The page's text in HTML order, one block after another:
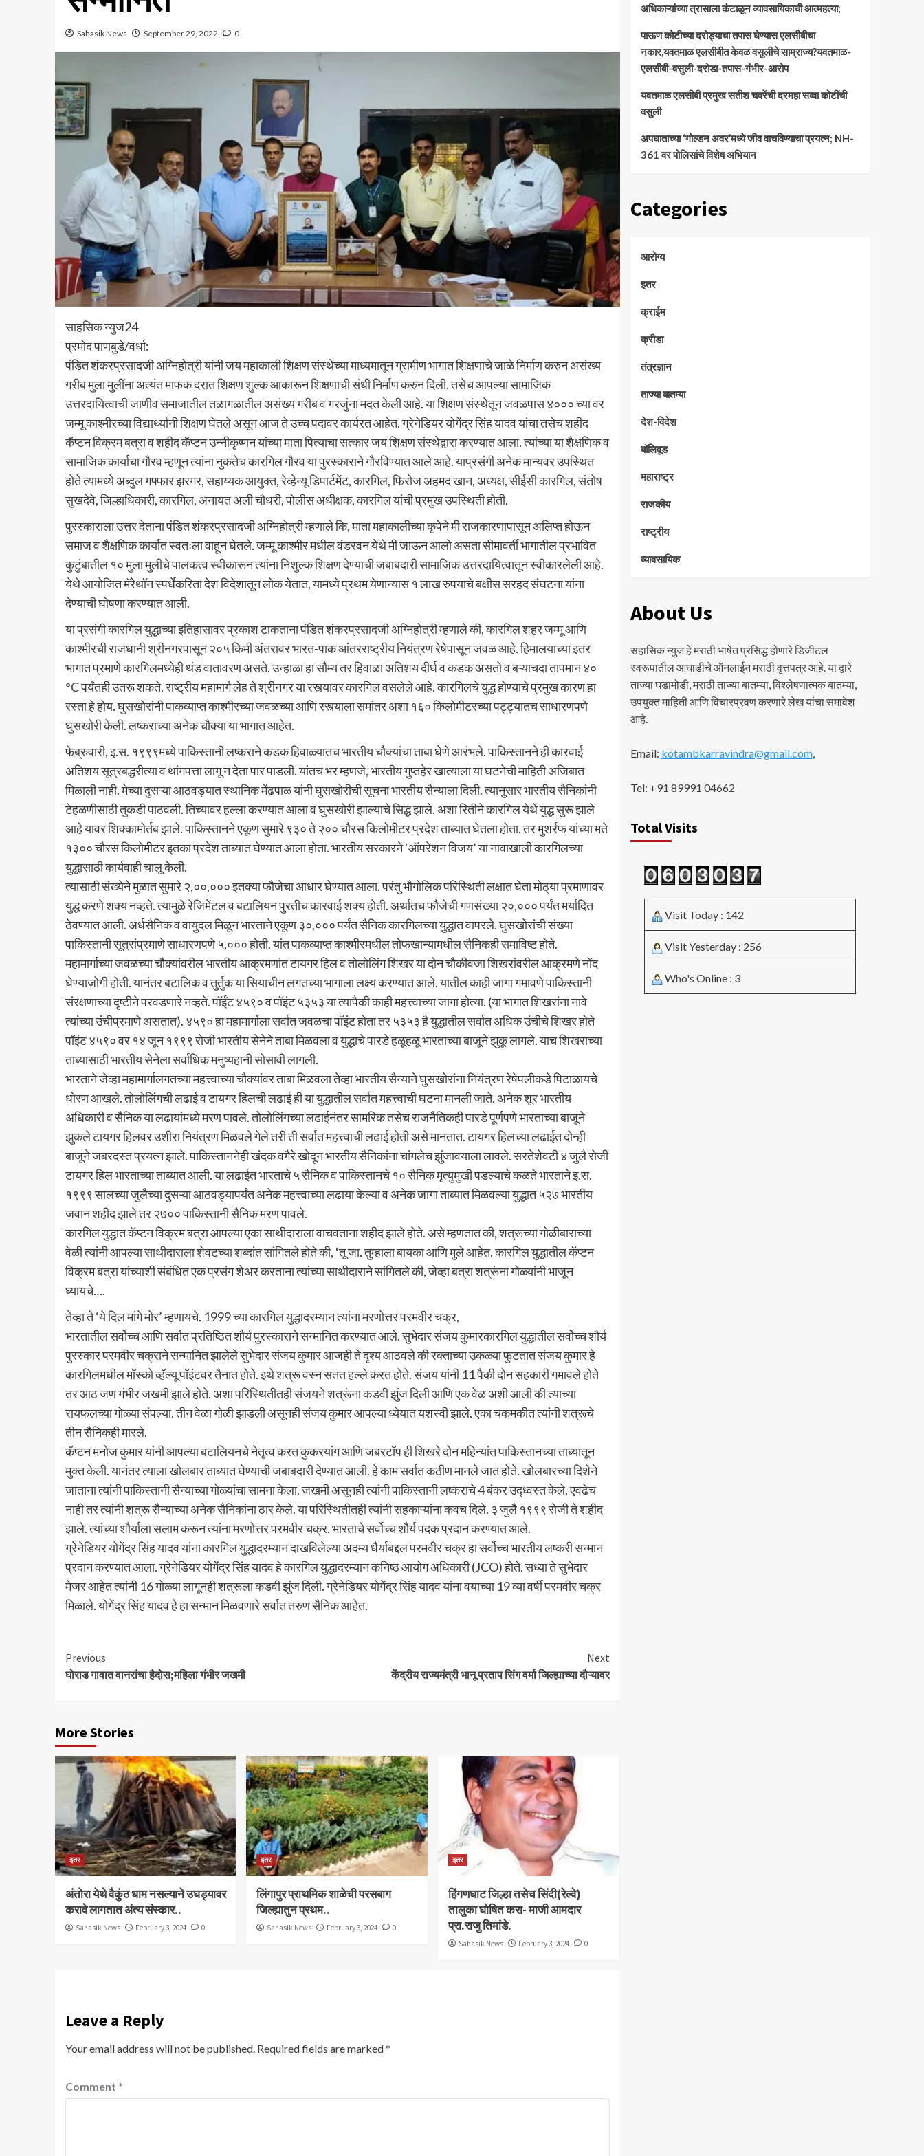
Sahasik News September 29, 2022 0
साहसिक न्युज24
प्रमोद पाणबुडे/वर्धा:
पंडित शंकरप्रसादजी अग्निहोत्री यांनी जय महाकाली शिक्षण संस्थेच्या माध्यमातून ग्रामीण भागात शिक्षणाचे जाळे निर्माण करुन असंख्य
गरीब मुला मुलींना अत्यंत माफक दरात शिक्षण शुल्क आकारून शिक्षणाची संधी निर्माण करुन दिली. तसेच आपल्या सामाजिक
उत्तरदायित्वाची जाणीव समाजातील तळागळातील असंख्य गरीब व गरजुंना मदत केली आहे. या शिक्षण संस्थेतून जवळपास ४००० च्या वर
जम्मू काश्मीरच्या विद्यार्थ्यांनी शिक्षण घेतले असून आज ते उच्च पदावर कार्यरत आहेत. ग्रेनेडियर योगेंद्र सिंह यादव यांचा तसेच शहीद
कॅप्टन विक्रम बत्रा व शहीद कॅप्टन उन्नीकृष्णन यांच्या माता पित्याचा सत्कार जय शिक्षण संस्थेद्वारा करण्यात आला. त्यांच्या या शैक्षणिक व
सामाजिक कार्याचा गौरव म्हणून त्यांना नुकतेच कारगिल गौरव या पुरस्काराने गौरविण्यात आले आहे. याप्रसंगी अनेक मान्यवर उपस्थित
होते त्यामध्ये अब्दुल गफ्फार झरगर, सहाय्यक आयुक्त, रेव्हेन्यू डिपार्टमेंट, कारगिल, फिरोज अहमद खान, अध्यक्ष, सीईसी कारगिल, संतोष
सुखदेवे, जिल्हाधिकारी, कारगिल, अनायत अली चौधरी, पोलीस अधीक्षक, कारगिल यांची प्रमुख उपस्थिती होती.
पुरस्काराला उत्तर देताना पंडित शंकरप्रसादजी अग्निहोत्री म्हणाले कि, माता महाकालीच्या कृपेने मी राजकारणापासून अलिप्त होऊन
समाज व शैक्षणिक कार्यात स्वतःला वाहून घेतले. जम्मू काश्मीर मधील वंडरवन येथे मी जाऊन आलो असता सीमावर्ती भागातील प्रभावित
कुटुंबातील १० मुला मुलीचे पालकत्व स्वीकारून त्यांना निशुल्क शिक्षण देण्याची जबाबदारी सामाजिक उत्तरदायित्वातून स्वीकारलेली आहे.
येथे आयोजित मॅरेथॉन स्पर्धेकरिता देश विदेशातून लोक येतात, यामध्ये प्रथम येणान्यास १ लाख रुपयाचे बक्षीस सरहद संघटना यांना
देण्याची घोषणा करण्यात आली.
या प्रसंगी कारगिल युद्धाच्या इतिहासावर प्रकाश टाकताना पंडित शंकरप्रसादजी अग्निहोत्री म्हणाले की, कारगिल शहर जम्मू आणि
काश्मीरची राजधानी श्रीनगरपासून २०५ किमी अंतरावर भारत-पाक आंतरराष्ट्रीय नियंत्रण रेषेपासून जवळ आहे. हिमालयाच्या इतर
भागात प्रमाणे कारगिलमध्येही थंड वातावरण असते. उन्हाळा हा सौम्य तर हिवाळा अतिशय दीर्घ व कडक असतो व बऱ्याचदा तापमान ४०
°C पर्यंतही उतरू शकते. राष्ट्रीय महामार्ग लेह ते श्रीनगर या रस्त्यावर कारगिल वसलेले आहे. कारगिलचे युद्ध होण्याचे प्रमुख कारण हा
रस्ता हे होय. घुसखोरांनी पाकव्याप्त काश्मीरच्या जवळच्या आणि रस्त्याला समांतर अशा १६० किलोमीटरच्या पट्ट्यातच साधारणपणे
घुसखोरी केली. लष्कराच्या अनेक चौक्या या भागात आहेत.
फेब्रुवारी, इ.स. १९९९मध्ये पाकिस्तानी लष्कराने कडक हिवाळ्यातच भारतीय चौक्यांचा ताबा घेणे आरंभले. पाकिस्तानने ही कारवाई
अतिशय सूत्रबद्धरीत्या व थांगपत्ता लागू न देता पार पाडली. यांतच भर म्हणजे, भारतीय गुप्तहेर खात्याला या घटनेची माहिती अजिबात
मिळाली नाही. मेच्या दुसऱ्या आठवड्यात स्थानिक मेंढपाळ यांनी घुसखोरीची सूचना भारतीय सैन्याला दिली. त्यानुसार भारतीय सैनिकांनी
टेहळणीसाठी तुकडी पाठवली. तिच्यावर हल्ला करण्यात आला व घुसखोरी झाल्याचे सिद्ध झाले. अशा रितीने कारगिल येथे युद्ध सुरू झाले
आहे यावर शिक्कामोर्तब झाले. पाकिस्तानने एकूण सुमारे ९३० ते २०० चौरस किलोमीटर प्रदेश ताब्यात घेतला होता. तर मुशर्रफ यांच्या मते
१३०० चौरस किलोमीटर इतका प्रदेश ताब्यात घेण्यात आला होता. भारतीय सरकारने ‘ऑपरेशन विजय’ या नावाखाली कारगिलच्या
युद्धासाठी कार्यवाही चालू केली.
त्यासाठी संख्येने मुळात सुमारे २,००,००० इतक्या फौजेचा आधार घेण्यात आला. परंतु भौगोलिक परिस्थिती लक्षात घेता मोठ्‌या प्रमाणावर
युद्ध करणे शक्य नव्हते. त्यामुळे रेजिमेंटल व बटालियन पुरतीच कारवाई शक्य होती. अर्थातच फौजेची गणसंख्या २०,००० पर्यंत मर्यादित
ठेवण्यात आली. अर्धसैनिक व वायुदल मिळून भारताने एकूण ३०,००० पर्यंत सैनिक कारगिलच्या युद्धात वापरले. घुसखोरांची संख्या
पाकिस्तानी सूत्रांप्रमाणे साधारणपणे ५,००० होती. यांत पाकव्याप्त काश्मीरमधील तोफखान्यामधील सैनिकही समाविष्ट होते.
महामार्गाच्या जवळच्या चौक्यांवरील भारतीय आक्रमणांत टायगर हिल व तोलोलिंग शिखर या दोन चौकीवजा शिखरांवरील आक्रमणे नोंद
घेण्याजोगी होती. यानंतर बटालिक व तुर्तुक या सियाचीन लगतच्या भागाला लक्ष्य करण्यात आले. यातील काही जागा गमावणे पाकिस्तानी
संरक्षणाच्या दृष्टीने परवडणारे नव्हते. पॉईंट ४५९० व पॉइंट ५३५३ या त्यापैकी काही महत्त्वाच्या जागा होत्या. (या भागात शिखरांना नावे
त्यांच्या उंचीप्रमाणे असतात). ४५९० हा महामार्गाला सर्वात जवळचा पॉइंट होता तर ५३५३ है युद्धातील सर्वात अधिक उंचीचे शिखर होते
पॉइंट ४५९० वर १४ जून १९९९ रोजी भारतीय सेनेने ताबा मिळवला व युद्धाचे पारडे हळूहळू भारताच्या बाजूने झुकू लागले. याच शिखराच्या
ताब्यासाठी भारतीय सेनेला सर्वाधिक मनुष्यहानी सोसावी लागली.
भारताने जेव्हा महामार्गालगतच्या महत्त्वाच्या चौक्यांवर ताबा मिळवला तेव्हा भारतीय सैन्याने घुसखोरांना नियंत्रण रेषेपलीकडे पिटाळायचे
धोरण आखले. तोलोलिंगची लढाई व टायगर हिलची लढाई ही या युद्धातील सर्वात महत्त्वाची घटना मानली जाते. अनेक शूर भारतीय
अधिकारी व सैनिक या लढायांमध्ये मरण पावले. तोलोलिंगच्या लढाईनंतर सामरिक तसेच राजनैतिकही पारडे पूर्णपणे भारताच्या बाजूने
झुकले टायगर हिलवर उशीरा नियंत्रण मिळवले गेले तरी ती सर्वात महत्त्वाची लढाई होती असे मानतात. टायगर हिलच्या लढाईत दोन्ही
बाजूने जबरदस्त प्रयत्न झाले. पाकिस्ताननेही खंदक वगैरे खोदून भारतीय सैनिकांना चांगलेच झुंजावयाला लावले. सरतेशेवटी ४ जुलै रोजी
टायगर हिल भारताच्या ताब्यात आली. या लढाईत भारताचे ५ सैनिक व पाकिस्तानचे १० सैनिक मृत्युमुखी पडल्याचे कळते भारताने इ.स.
१९९९ सालच्या जुलैच्या दुसऱ्या आठवड्यापर्यंत अनेक महत्त्वाच्या लढाया केल्या व अनेक जागा ताब्यात मिळवल्या युद्धात ५२७ भारतीय
जवान शहीद झाले तर २७०० पाकिस्तानी सैनिक मरण पावले.
कारगिल युद्धात कॅप्टन विक्रम बत्रा आपल्या एका साथीदाराला वाचवताना शहीद झाले होते. असे म्हणतात की, शत्रूच्या गोळीबाराच्या
वेळी त्यांनी आपल्या साथीदाराला शेवटच्या शब्दांत सांगितले होते की, ‘तू जा. तुम्हाला बायका आणि मुले आहेत. कारगिल युद्धातील कॅप्टन
विक्रम बत्रा यांच्याशी संबंधित एक प्रसंग शेअर करताना त्यांच्या साथीदाराने सांगितले की, जेव्हा बत्रा शत्रूंना गोळ्यांनी भाजून
घ्यायचे….
तेव्हा ते ‘ये दिल मांगे मोर’ म्हणायचे. 1999 च्या कारगिल युद्धादरम्यान त्यांना मरणोत्तर परमवीर चक्र,
भारतातील सर्वोच्च आणि सर्वात प्रतिष्ठित शौर्य पुरस्काराने सन्मानित करण्यात आले. सुभेदार संजय कुमारकारगिल युद्धातील सर्वोच्च शौर्य
पुरस्कार परमवीर चक्राने सन्मानित झालेले सुभेदार संजय कुमार आजही ते दृश्य आठवले की रक्ताच्या उकळ्या फुटतात संजय कुमार हे
कारगिलमधील मॉस्को व्हॅल्यू पॉइंटवर तैनात होते. इथे शत्रू वस्न सतत हल्ले करत होते. संजय यांनी 11 पैकी दोन सहकारी गमावले होते
तर आठ जण गंभीर जखमी झाले होते. अशा परिस्थितीतही संजयने शत्रूंना कडवी झुंज दिली आणि एक वेळ अशी आली की त्याच्या
रायफलच्या गोळ्या संपल्या. तीन वेळा गोळी झाडली असूनही संजय कुमार आपल्या ध्येयात यशस्वी झाले. एका चकमकीत त्यांनी शत्रूचे
तीन सैनिकही मारले.
कॅप्टन मनोज कुमार यांनी आपल्या बटालियनचे नेतृत्व करत कुकरयांग आणि जबरटॉप ही शिखरे दोन महिन्यांत पाकिस्तानच्या ताब्यातून
मुक्त केली. यानंतर त्याला खोलबार ताब्यात घेण्याची जबाबदारी देण्यात आली. हे काम सर्वात कठीण मानले जात होते. खोलबारच्या दिशेने
जाताना त्यांनी पाकिस्तानी सैन्याच्या गोळ्यांचा सामना केला. जखमी असूनही त्यांनी पाकिस्तानी लष्कराचे 4 बंकर उद्ध्वस्त केले. एवढेच
नाही तर त्यांनी शत्रू सैन्याच्या अनेक सैनिकांना ठार केले. या परिस्थितीतही त्यांनी सहकाऱ्यांना कवच दिले. ३ जुलै १९९९ रोजी ते शहीद
झाले. त्यांच्या शौर्याला सलाम करून त्यांना मरणोत्तर परमवीर चक्र, भारताचे सर्वोच्च शौर्य पदक प्रदान करण्यात आले.
ग्रेनेडियर योगेंद्र सिंह यादव यांना कारगिल युद्धादरम्यान दाखविलेल्या अदम्य धैर्याबद्दल परमवीर चक्र हा सर्वोच्च भारतीय लष्करी सन्मान
प्रदान करण्यात आला. ग्रेनेडियर योगेंद्र सिंह यादव हे कारगिल युद्धादरम्यान कनिष्ठ आयोग अधिकारी (JCO) होते. सध्या ते सुभेदार
मेजर आहेत त्यांनी 16 गोळ्या लागूनही शत्रूला कडवी झुंज दिली. ग्रेनेडियर योगेंद्र सिंह यादव यांना वयाच्या 19 व्या वर्षी परमवीर चक्र
मिळाले. योगेंद्र सिंह यादव हे हा सन्मान मिळवणारे सर्वात तरुण सैनिक आहेत.
Continue
Reading
Previous
घोराड गावात वानरांचा हैदोस;महिला गंभीर जखमी
Next
केंद्रीय राज्यमंत्री भानू प्रताप सिंग वर्मा जिल्ह्याच्या दौऱ्यावर
More Stories
इतर
अंतोरा येथे वैकुंठ धाम नसल्याने उघड्यावर
करावे लागतात अंत्य संस्कार..
Sahasik News February 3, 2024 0
इतर
लिंगापुर प्राथमिक शाळेची परसबाग
जिल्ह्यातुन प्रथम..
Sahasik News February 3, 2024 0
इतर
हिंगणघाट जिल्हा तसेच सिंदी(रेल्वे)
तालुका घोषित करा- माजी आमदार
प्रा.राजु तिमांडे.
Sahasik News February 3, 2024 0
Leave a Reply
Your email address will not be published. Required fields are marked*
Comment *
अधिकाऱ्यांच्या त्रासाला कंटाळून व्यावसायिकाची आत्महत्या;
पाऊण कोटीच्या दरोड्याचा तपास घेण्यास एलसीबीचा
नकार,यवतमाळ एलसीबीत केवळ वसुलीचे साम्राज्य?यवतमाळ-
एलसीबी-वसुली-दरोडा-तपास-गंभीर-आरोप
यवतमाळ एलसीबी प्रमुख सतीश चवरेंची दरमहा सव्वा कोटींची
वसुली
अपघाताच्या ‘गोल्डन अवर’मध्ये जीव वाचविण्याचा प्रयत्न; NH-
361 वर पोलिसांचे विशेष अभियान
Categories
आरोग्य
इतर
क्राईम
क्रीडा
तंत्रज्ञान
ताज्या बातम्या
देश-विदेश
बॉलिवूड
महाराष्ट्र
राजकीय
राष्ट्रीय
व्यावसायिक
About Us
सहासिक न्युज हे मराठी भाषेत प्रसिद्ध होणारे डिजीटल
स्वरूपातील आघाडीचे ऑनलाईन मराठी वृत्तपत्र आहे. या द्वारे
ताज्या घडामोडी, मराठी ताज्या बातम्या, विश्लेषणात्मक बातम्या,
उपयुक्त माहिती आणि विचारप्रवण करणारे लेख यांचा समावेश
आहे.
Email: kotambkarravindra@gmail.com,
Tel: +91 89991 04662
Total Visits
Visit Today : 142
Visit Yesterday : 256
Who's Online : 3